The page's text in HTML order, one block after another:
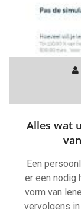
Alles wat
Een
er een nodig
vorm van
vervolgens